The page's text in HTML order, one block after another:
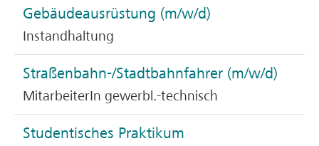
Gebäudeausrüstung (m/w/d)
Instandhaltung
Straßenbahn-/Stadtbahnfahrer (m/w/d)
MitarbeiterIn gewerbl.-technisch
Studentisches Praktikum